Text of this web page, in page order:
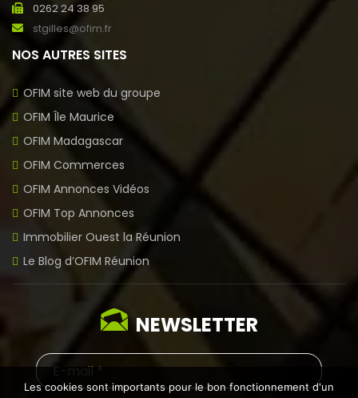
0262 24 38 95
stgilles@ofim.fr
NOS AUTRES SITES
OFIM site web du groupe
OFIM Île Maurice
OFIM Madagascar
OFIM Commerces
OFIM Annonces Vidéos
OFIM Top Annonces
Immobilier Ouest la Réunion
Le Blog d’OFIM Réunion
NEWSLETTER
Les cookies sont importants pour le bon fonctionnement d'un